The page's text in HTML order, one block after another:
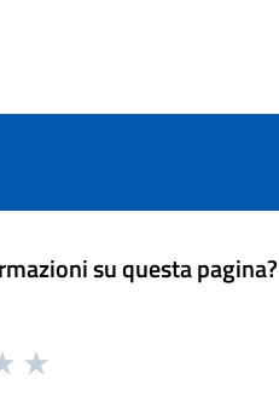
su questa pagina?